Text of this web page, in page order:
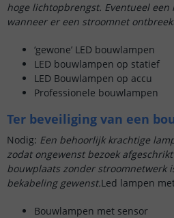
hoge lichtopbrengst. Eventueel
wanneer er een stroomnet
‘gewone’ LED bouwlampen
LED bouwlampen op statief
LED Bouwlampen op accu
Professionele bouwlampen
Ter beveiliging van een
Nodig: Een behoorlijk krachtige
zodat ongewenst bezoek
bouwplaats zonder stroomnetwerk
bekabeling gewenst.Led lampen
Bouwlampen met sensor